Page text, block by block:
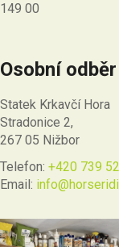
149 00
Osobní odběr
Statek Krkavčí Hora
Stradonice 2,
267 05 Nižbor
Telefon: +420 739
Email: